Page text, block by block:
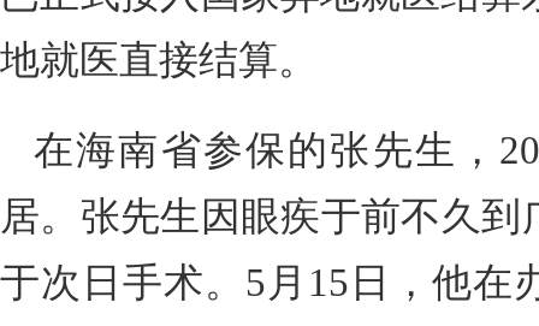
地就医直接结算。
在海南省参保的张先生，
居。张先生因眼疾于前不久
于次日手术。5月15日，他在